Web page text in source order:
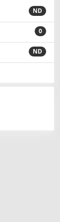
ND
0
ND